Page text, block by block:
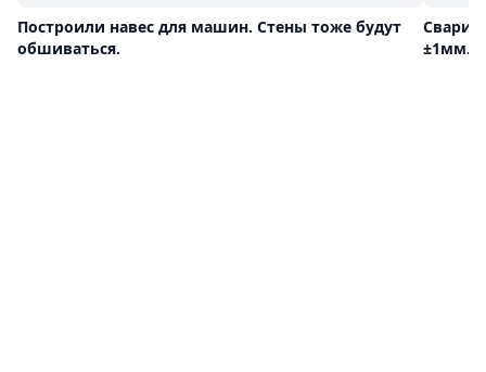
Построили навес для машин. Стены тоже будут
обшиваться.
±1мм.